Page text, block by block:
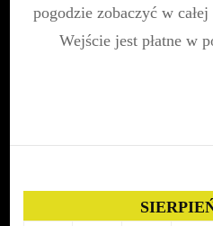
pogodzie zobaczyć w
Wejście jest płatne w